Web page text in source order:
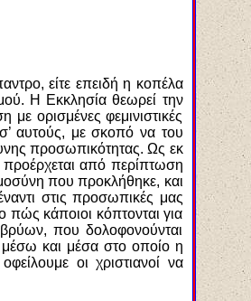
είτε επειδή η κοπέλα
Η Εκκλησία θεωρεί την
ορισμένες φεμινιστικές
αυτούς, με σκοπό να του
προσωπικότητας. Ως εκ
από περίπτωση
που προκλήθηκε, και
στις προσωπικές μας
πώς κάποιοι κόπτονται για
που δολοφονούνται
μέσω και μέσα στο οποίο η
οι χριστιανοί να